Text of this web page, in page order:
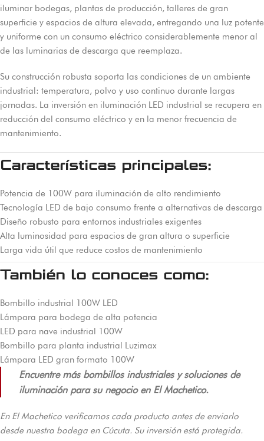
iluminar bodegas, plantas de producción, talleres de gran
superficie y espacios de altura elevada, entregando una luz potente
y uniforme con un consumo eléctrico considerablemente menor al
de las luminarias de descarga que reemplaza.
Su construcción robusta soporta las condiciones de un ambiente
industrial: temperatura, polvo y uso continuo durante largas
jornadas. La inversión en iluminación LED industrial se recupera en
reducción del consumo eléctrico y en la menor frecuencia de
mantenimiento.
Características principales:
Potencia de 100W para iluminación de alto rendimiento
Tecnología LED de bajo consumo frente a alternativas de descarga
Diseño robusto para entornos industriales exigentes
Alta luminosidad para espacios de gran altura o superficie
Larga vida útil que reduce costos de mantenimiento
También lo conoces como:
Bombillo industrial 100W LED
Lámpara para bodega de alta potencia
LED para nave industrial 100W
Bombillo para planta industrial Luzimax
Lámpara LED gran formato 100W
Encuentre más bombillos industriales y soluciones de
iluminación para su negocio en El Machetico.
En El Machetico verificamos cada producto antes de enviarlo
desde nuestra bodega en Cúcuta. Su inversión está protegida.